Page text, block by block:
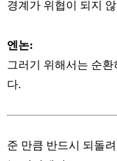
경계가 위협이 되지
엔논:
그러기 위해서는 순
다.
준 만큼 반드시 되돌